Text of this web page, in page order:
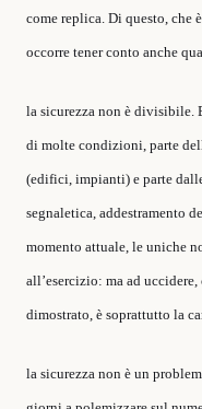
come replica. Di questo, che
occorre tener conto anche
la sicurezza non è divisibile.
di molte condizioni, parte
(edifici, impianti) e parte
segnaletica, addestramento
momento attuale, le uniche
all’esercizio: ma ad
dimostrato, è soprattutto la
la sicurezza non è un